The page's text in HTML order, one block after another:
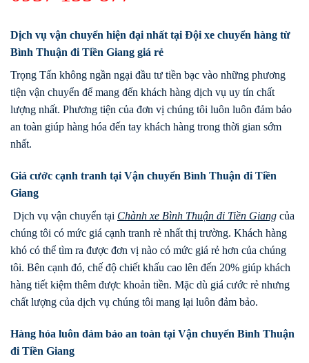
Dịch vụ vận chuyển hiện đại nhất tại Đội xe chuyển hàng từ
Bình Thuận đi Tiền Giang giá rẻ
Trọng Tấn không ngần ngại đầu tư tiền bạc vào những phương
tiện vận chuyển để mang đến khách hàng dịch vụ uy tín chất
lượng nhất. Phương tiện của đơn vị chúng tôi luôn luôn đảm bảo
an toàn giúp hàng hóa đến tay khách hàng trong thời gian sớm
nhất.
Giá cước cạnh tranh tại Vận chuyển Bình Thuận đi Tiền
Giang
Dịch vụ vận chuyển tại Chành xe Bình Thuận đi Tiền Giang của
chúng tôi có mức giá cạnh tranh rẻ nhất thị trường. Khách hàng
khó có thể tìm ra được đơn vị nào có mức giá rẻ hơn của chúng
tôi. Bên cạnh đó, chế độ chiết khấu cao lên đến 20% giúp khách
hàng tiết kiệm thêm được khoản tiền. Mặc dù giá cước rẻ nhưng
chất lượng của dịch vụ chúng tôi mang lại luôn đảm bảo.
Hàng hóa luôn đảm bảo an toàn tại Vận chuyển Bình Thuận
đi Tiền Giang